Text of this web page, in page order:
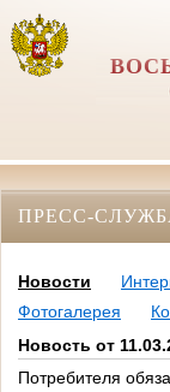
ПРЕСС-
Новости
Фотогалерея
Новость от
Потребителя